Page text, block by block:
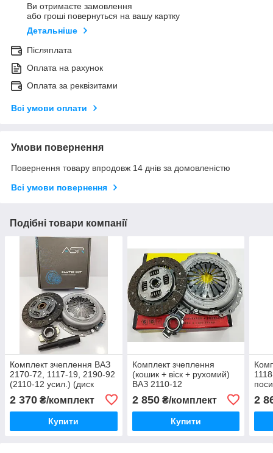
Ви отримаєте замовлення
або гроші повернуться на вашу картку
Детальніше
Післяплата
Оплата на рахунок
Оплата за реквізитами
Всі умови оплати
Умови повернення
Повернення товару впродовж 14 днів за домовленістю
Всі умови повернення
Подібні товари компанії
Комплект зчеплення ВАЗ
2170-72, 1117-19, 2190-92
(2110-12 усил.) (диск
натискний, ведмедиковий,
підшипник) ASR Чехія
2 370 ₴/комплект
Купити
Комплект зчеплення
(кошик + віск + рухомий)
ВАЗ 2110-12
Hahn&Schmidt Туреччина
2 850₴/комплект
Купити
2